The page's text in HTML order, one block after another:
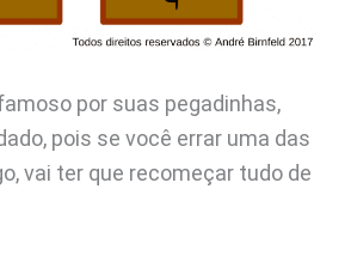
por suas pegadinhas,
pois se você errar uma das
vai ter que recomeçar tudo de